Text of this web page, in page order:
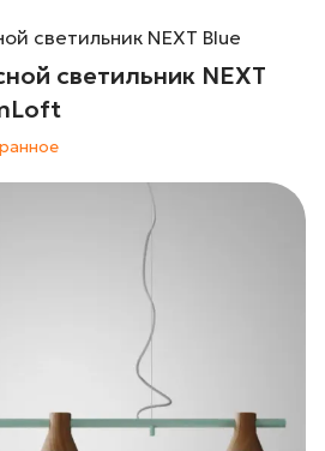
светильник NEXT Blue
светильник NEXT